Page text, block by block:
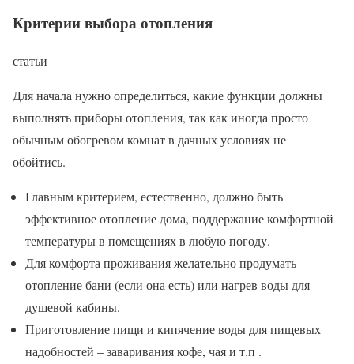
Критерии выбора отопления
статьи
Для начала нужно определиться, какие функции должны
выполнять приборы отопления, так как иногда просто
обычным обогревом комнат в дачных условиях не
обойтись.
Главным критерием, естественно, должно быть
эффективное отопление дома, поддержание комфортной
температуры в помещениях в любую погоду.
Для комфорта проживания желательно продумать
отопление бани (если она есть) или нагрев воды для
душевой кабины.
Приготовление пищи и кипячение воды для пищевых
надобностей – заваривания кофе, чая и т.п .